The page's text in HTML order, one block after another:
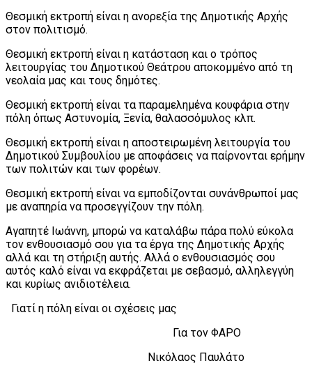
Θεσμική εκτροπή είναι η ανορεξία της Δημοτικής Αρχής
στον πολιτισμό.
Θεσμική εκτροπή είναι η κατάσταση και ο τρόπος
λειτουργίας του Δημοτικού Θεάτρου αποκομμένο από τη
νεολαία μας και τους δημότες.
Θεσμική εκτροπή είναι τα παραμελημένα κουφάρια στην
πόλη όπως Αστυνομία, Ξενία, θαλασσόμυλος κλπ.
Θεσμική εκτροπή είναι η αποστειρωμένη λειτουργία του
Δημοτικού Συμβουλίου με αποφάσεις να παίρνονται ερήμην
των πολιτών και των φορέων.
Θεσμική εκτροπή είναι να εμποδίζονται συνάνθρωποί μας
με αναπηρία να προσεγγίζουν την πόλη.
Αγαπητέ Ιωάννη, μπορώ να καταλάβω πάρα πολύ εύκολα
τον ενθουσιασμό σου για τα έργα της Δημοτικής Αρχής
αλλά και τη στήριξη αυτής. Αλλά ο ενθουσιασμός σου
αυτός καλό είναι να εκφράζεται με σεβασμό, αλληλεγγύη
και κυρίως ανιδιοτέλεια.
Γιατί η πόλη είναι οι σχέσεις μας
Για τον ΦΑΡΟ
Νικόλαος Παυλάτο